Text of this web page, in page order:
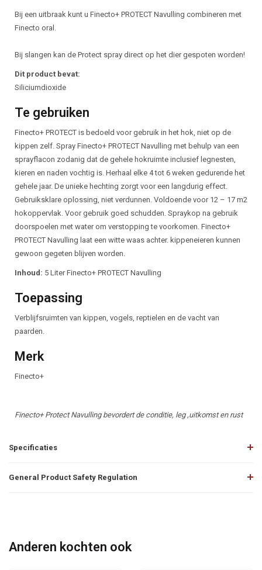
Bij een uitbraak kunt u Finecto+ PROTECT Navulling combineren met
Finecto oral.
Bij slangen kan de Protect spray direct op het dier gespoten worden!
Dit product bevat:
Siliciumdioxide
Te gebruiken
Finecto+ PROTECT is bedoeld voor gebruik in het hok, niet op de
kippen zelf. Spray Finecto+ PROTECT Navulling met behulp van een
sprayflacon zodanig dat de gehele hokruimte inclusief legnesten,
kieren en naden vochtig is. Herhaal elke 4 tot 6 weken gedurende het
gehele jaar. De unieke hechting zorgt voor een langdurig effect.
Gebruiksklare oplossing, niet verdunnen. Voldoende voor 12 – 17 m2
hokoppervlak. Voor gebruik goed schudden. Spraykop na gebruik
doorspoelen met water om verstopping te voorkomen. Finecto+
PROTECT Navulling laat een witte waas achter. kippeneieren kunnen
gewoon gegeten blijven worden.
Inhoud: 5 Liter Finecto+ PROTECT Navulling
Toepassing
Verblijfsruimten van kippen, vogels, reptielen en de vacht van
paarden.
Merk
Finecto+
Finecto+ Protect Navulling bevordert de conditie, leg ,uitkomst en rust
Specificaties
General Product Safety Regulation
Anderen kochten ook